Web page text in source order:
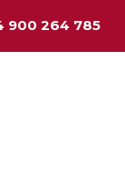
900 264 785